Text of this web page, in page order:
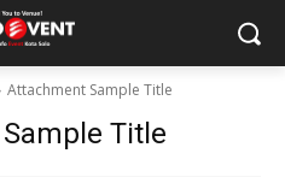
Attachment Sample Title
Title